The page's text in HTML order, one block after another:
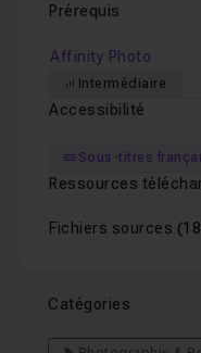
Prérequis
Affinity Photo
Intermédiaire
Accessibilité
Sous-titres
Ressources
Fichiers sources
Catégories